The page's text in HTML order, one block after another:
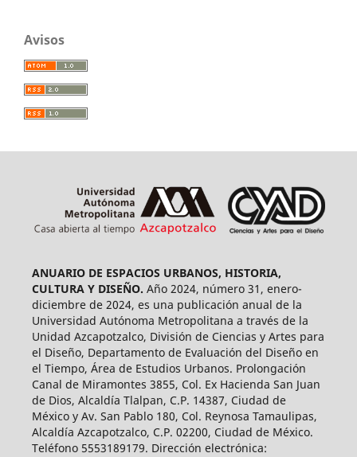
Avisos
ANUARIO DE ESPACIOS URBANOS, HISTORIA,
CULTURA Y DISEÑO. Año 2024, número 31, enero-
diciembre de 2024, es una publicación anual de la
Universidad Autónoma Metropolitana a través de la
Unidad Azcapotzalco, División de Ciencias y Artes para
el Diseño, Departamento de Evaluación del Diseño en
el Tiempo, Área de Estudios Urbanos. Prolongación
Canal de Miramontes 3855, Col. Ex Hacienda San Juan
de Dios, Alcaldía Tlalpan, C.P. 14387, Ciudad de
México y Av. San Pablo 180, Col. Reynosa Tamaulipas,
Alcaldía Azcapotzalco, C.P. 02200, Ciudad de México.
Teléfono 5553189179. Dirección electrónica: